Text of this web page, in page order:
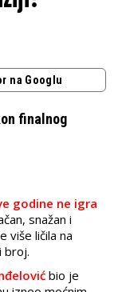
na Googlu
finalnog
godine ne igra
snažan i
više ličila na
broj.
bio je